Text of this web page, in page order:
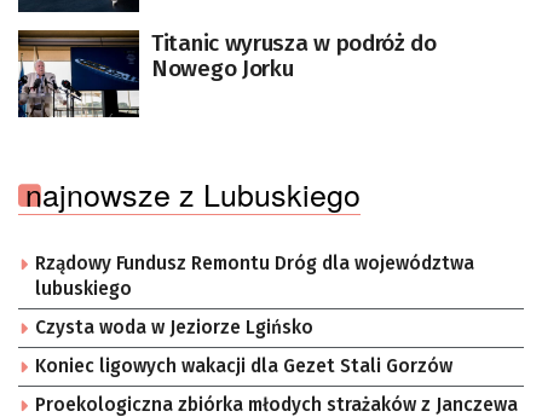
Titanic wyrusza w podróż do
Nowego Jorku
najnowsze z Lubuskiego
Rządowy Fundusz Remontu Dróg dla województwa
lubuskiego
Czysta woda w Jeziorze Lgińsko
Koniec ligowych wakacji dla Gezet Stali Gorzów
Proekologiczna zbiórka młodych strażaków z Janczewa